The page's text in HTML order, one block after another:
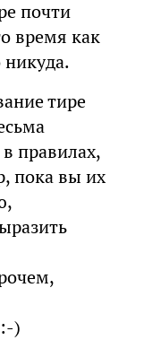
почти
время как
никуда.
тире
правилах,
пока вы их
)